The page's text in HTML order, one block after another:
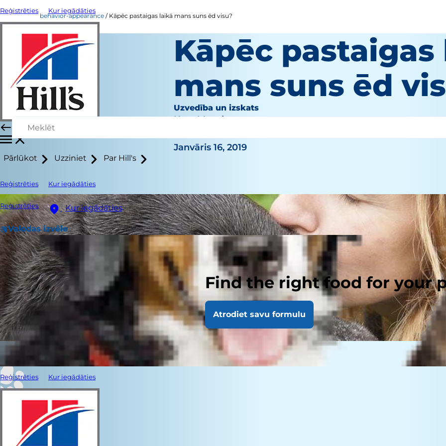
Reģistrēties Kur iegādāties
Pārlūkot Uzziniet Par Hill's
Reģistrēties Kur iegādāties
Reģistrēties Kur iegādāties
Valodas izvēle
Find the right food for your
Atrodiet savu formulu
Reģistrēties Kur iegādāties
behavior-appearance Kāpēc pastaigas laikā mans suns ēd visu?
Kāpēc
mans suns ēd
Uzvedība un izskats
Kara Murphy
Janvāris 16, 2019